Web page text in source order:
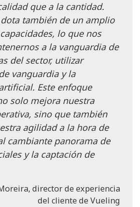
que a la cantidad.
también de un amplio
lo que nos
a la vanguardia de
del sector, utilizar
vanguardia y la
Este enfoque
solo mejora nuestra
sino que también
agilidad a la hora de
cambiante panorama de
y la captación de
director de experiencia
del cliente de Vueling